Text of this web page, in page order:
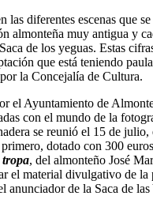
las diferentes escenas que
almonteña muy antigua y
de los yeguas. Estas
que está teniendo
la Concejalía de Cultura.
el Ayuntamiento de
con el mundo de la
se reunió el 15 de
dotado con 300
, del almonteño José
el material divulgativo de
anunciador de la Saca de las